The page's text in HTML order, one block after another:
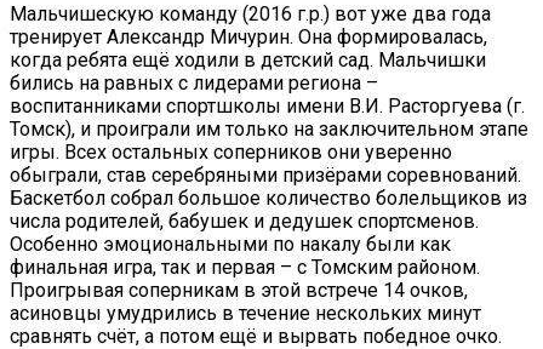
Мальчишескую команду (2016 г.р.) вот уже два года
тренирует Александр Мичурин. Она формировалась,
когда ребята ещё ходили в детский сад. Мальчишки
бились на равных с лидерами региона –
воспитанниками спортшколы имени В.И. Расторгуева (г.
Томск), и проиграли им только на заключительном этапе
игры. Всех остальных соперников они уверенно
обыграли, став серебряными призёрами соревнований.
Баскетбол собрал большое количество болельщиков из
числа родителей, бабушек и дедушек спортсменов.
Особенно эмоциональными по накалу были как
финальная игра, так и первая – с Томским районом.
Проигрывая соперникам в этой встрече 14 очков,
асиновцы умудрились в течение нескольких минут
сравнять счёт, а потом ещё и вырвать победное очко.